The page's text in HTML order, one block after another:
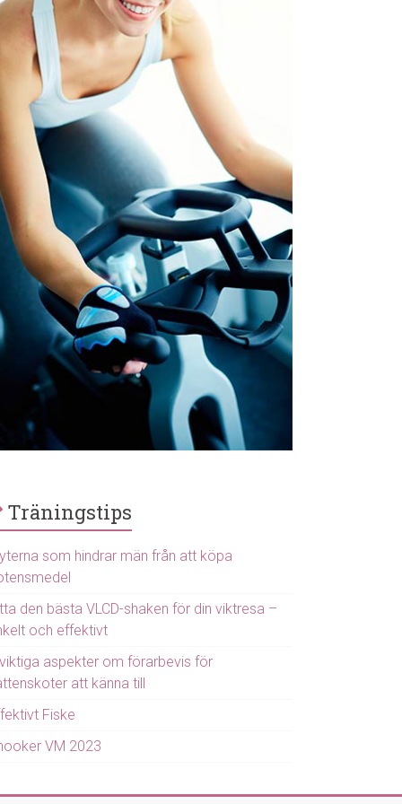
Träningstips
som hindrar män från att köpa
den bästa VLCD-shaken för din viktresa –
och effektivt
aspekter om förarbevis för
att känna till
Fiske
VM 2023